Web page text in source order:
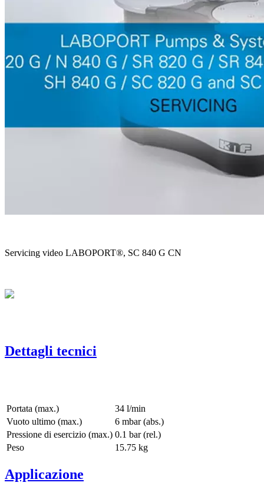
Servicing video LABOPORT®, SC 840 G CN
Dettagli tecnici
Portata (max.)
34 l/min
Vuoto ultimo (max.)
6 mbar (abs.)
Pressione di esercizio (max.) 0.1 bar (rel.)
Peso
15.75 kg
Applicazione